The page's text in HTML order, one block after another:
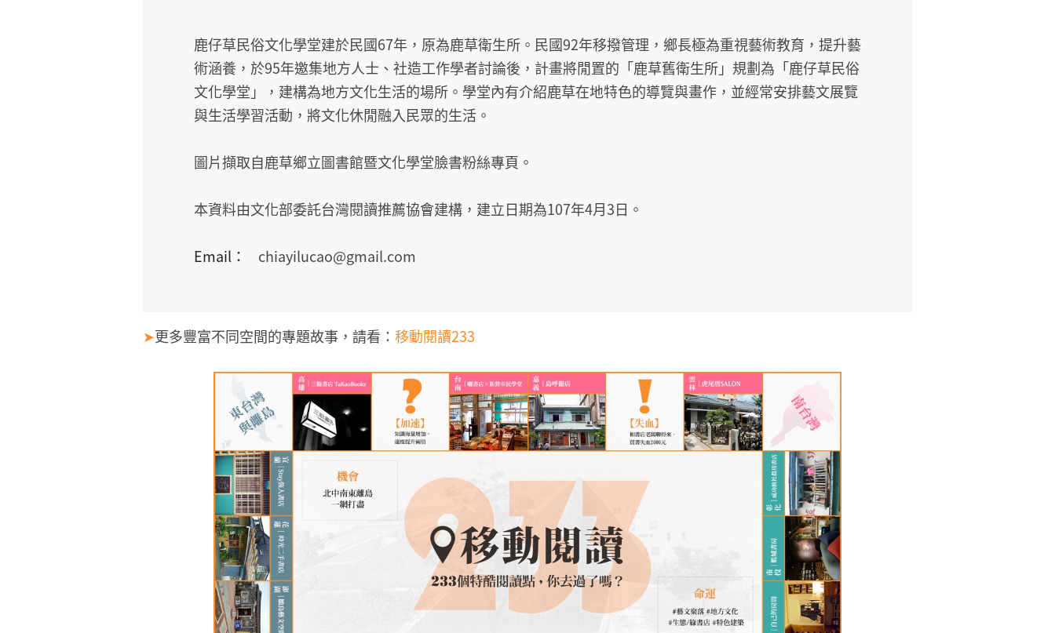
鹿仔草民俗文化學堂建於民國67年，原為鹿草衛生所。民國92年移撥管理，鄉長極為重視藝術教育，提升藝
術涵養，於95年邀集地方人士、社造工作學者討論後，計畫將閒置的「鹿草舊衛生所」規劃為「鹿仔草民俗
文化學堂」，建構為地方文化生活的場所。學堂內有介紹鹿草在地特色的導覽與畫作，並經常安排藝文展覽
與生活學習活動，將文化休閒融入民眾的生活。
圖片擷取自鹿草鄉立圖書館暨文化學堂臉書粉絲專頁。
本資料由文化部委託台灣閱讀推薦協會建構，建立日期為107年4月3日。
Email： chiayilucao@gmail.com
➤更多豐富不同空間的專題故事，請看： 移動閱讀233